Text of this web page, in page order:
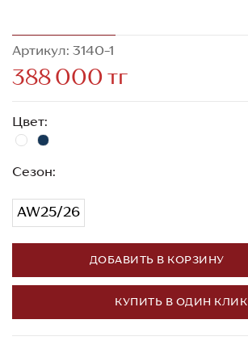
Артикул: 3140-1
388 000 тг
Цвет:
Сезон:
AW25/26
ДОБАВИТЬ В КОРЗИНУ
КУПИТЬ В ОДИН КЛИК